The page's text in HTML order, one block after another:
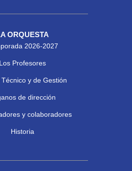
ORQUESTA
2026-2027
Los Profesores
Técnico y de Gestión
de dirección
y colaboradores
Historia